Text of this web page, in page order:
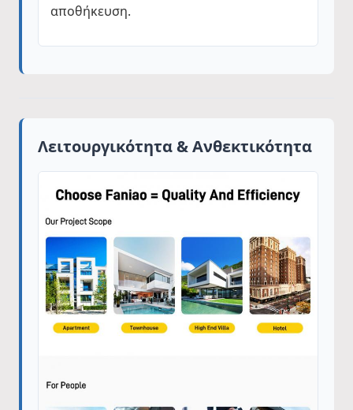
αποθήκευση.
Λειτουργικότητα & Ανθεκτικότητα